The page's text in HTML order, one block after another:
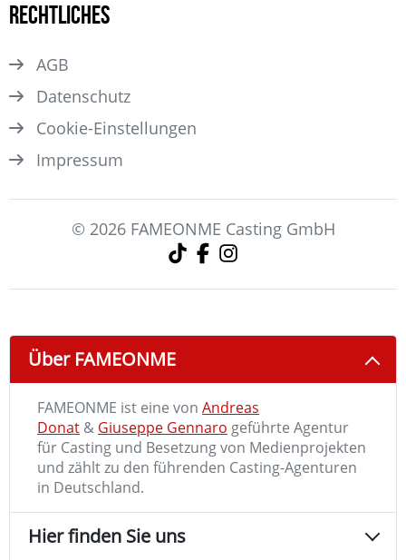
Rechtliches
AGB
Datenschutz
Cookie-Einstellungen
Impressum
© 2026 FAMEONME Casting GmbH
Über FAMEONME
FAMEONME ist eine von Andreas
Donat & Giuseppe Gennaro geführte Agentur
für Casting und Besetzung von Medienprojekten
und zählt zu den führenden Casting-Agenturen
in Deutschland.
Hier finden Sie uns